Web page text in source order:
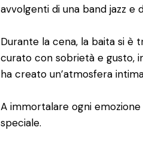
avvolgenti di una band jazz
Durante la cena, la baita si è
curato con sobrietà e gusto,
ha creato un’atmosfera
A immortalare ogni
speciale.